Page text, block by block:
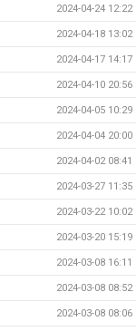
2024-04-24 12:22
2024-04-18 13:02
2024-04-17 14:17
2024-04-10 20:56
2024-04-05 10:29
2024-04-04 20:00
2024-04-02 08:41
2024-03-27 11:35
2024-03-22 10:02
2024-03-20 15:19
2024-03-08 16:11
2024-03-08 08:52
2024-03-08 08:06